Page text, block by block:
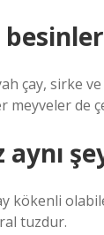
çay, sirke
meyveler de
kökenli
tuzdur.